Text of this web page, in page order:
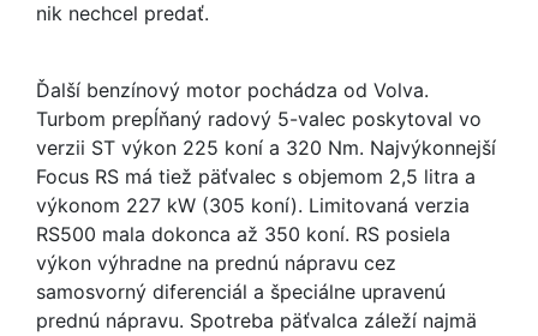
nik nechcel predať.
Ďalší benzínový motor pochádza od Volva.
Turbom prepĺňaný radový 5-valec poskytoval vo
verzii ST výkon 225 koní a 320 Nm. Najvýkonnejší
Focus RS má tiež päťvalec s objemom 2,5 litra a
výkonom 227 kW (305 koní). Limitovaná verzia
RS500 mala dokonca až 350 koní. RS posiela
výkon výhradne na prednú nápravu cez
samosvorný diferenciál a špeciálne upravenú
prednú nápravu. Spotreba päťvalca záleží najmä